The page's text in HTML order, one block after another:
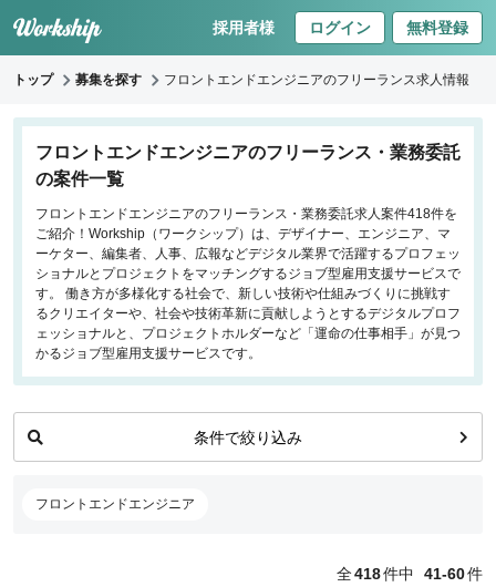
採用者様 ログイン 無料登録
トップ 募集を探す フロントエンドエンジニアのフリーランス求人情報
フロントエンドエンジニアのフリーランス・業務委託
の案件一覧
フロントエンドエンジニアのフリーランス・業務委託求人案件418件を
ご紹介！Workship（ワークシップ）は、デザイナー、エンジニア、マ
ーケター、編集者、人事、広報などデジタル業界で活躍するプロフェッ
ショナルとプロジェクトをマッチングするジョブ型雇用支援サービスで
す。 働き方が多様化する社会で、新しい技術や仕組みづくりに挑戦す
るクリエイターや、社会や技術革新に貢献しようとするデジタルプロフ
ェッショナルと、プロジェクトホルダーなど「運命の仕事相手」が見つ
かるジョブ型雇用支援サービスです。
条件で絞り込み
フロントエンドエンジニア
キーワードで探す
フロントエンドエンジニア
バックエンドエンジニア
インフラエンジニア
iOS/Androidアプリエンジニア
データサイエンティスト
リモートのみ
全418件中 41-60件